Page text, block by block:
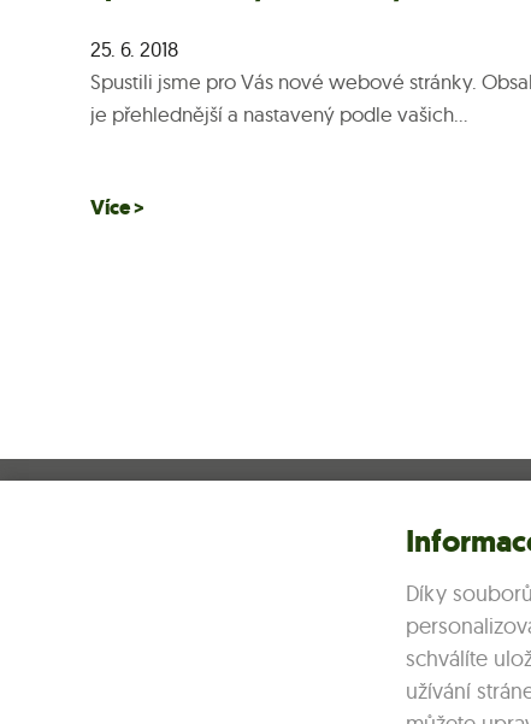
25. 6. 2018
Spustili jsme pro Vás nové webové stránky.
je přehlednější a nastavený podle vašich...
Více >
Dukovanská teplárenská s.r.o.
info@dukovanska-teplarenska.cz
Díky
schválíte
užívání